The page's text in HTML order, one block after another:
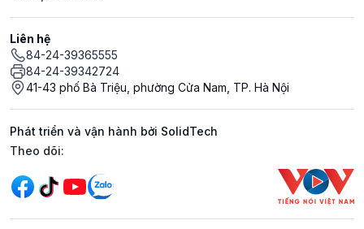
Liên hệ
84-24-39365555
84-24-39342724
41-43 phố Bà Triệu, phường Cửa Nam, TP. Hà Nội
Phát triển và vận hành bởi SolidTech
Mạng xã hội
Theo dõi: